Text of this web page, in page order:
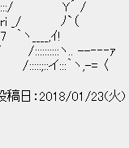
/ │ そん
ﾉ`（
ｲ!
ヽ.. --‐‐‐ｧ
:::｀ヽ,-= 〈
稿日：2018/01/23(火